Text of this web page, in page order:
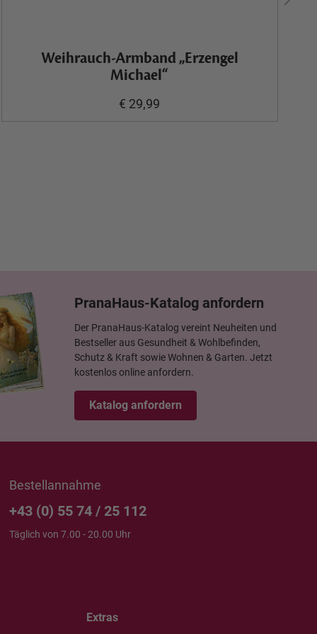
Weihrauch-Armband „Erzengel
Michael“
€ 29,99
PranaHaus-Katalog anfordern
Der PranaHaus-Katalog vereint Neuheiten und
Bestseller aus Gesundheit & Wohlbefinden,
Schutz & Kraft sowie Wohnen & Garten. Jetzt
kostenlos online anfordern.
Katalog anfordern
Bestellannahme
+43 (0) 55 74 / 25 112
Täglich von 7.00 - 20.00 Uhr
Extras